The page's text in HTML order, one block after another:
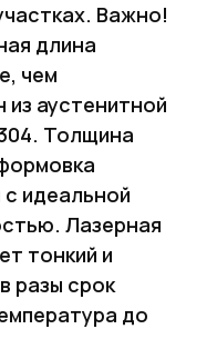
Важно!
длина
чем
аустенитной
Толщина
идеальной
Лазерная
тонкий и
разы срок
до